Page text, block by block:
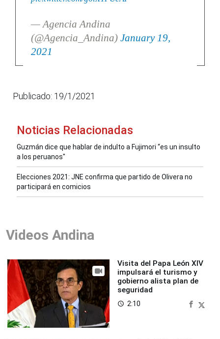
— Agencia Andina
(@Agencia_Andina) January 19,
2021
Publicado: 19/1/2021
Noticias Relacionadas
Guzmán dice que hablar de indulto a Fujimori “es un insulto
a los peruanos"
Elecciones 2021: JNE confirma que partido de Olivera no
participará en comicios
Videos Andina
Visita del Papa León XIV
impulsará el turismo y
gobierno alista plan de
seguridad
access_time 2:10